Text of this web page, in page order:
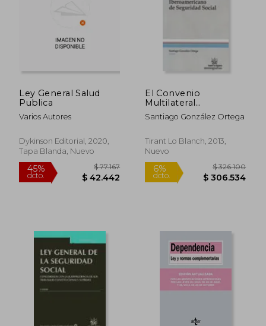
45%
dcto. $ 525.787
45%
dcto.
Ley General Salud
Publica
Varios Autores
Dykinson Editorial, 2020,
Tapa Blanda, Nuevo
El Convenio
Multilateral
Iberoamericano De
Seguridad Social
Santiago González Ortega
Tirant Lo Blanch, 2013,
Nuevo